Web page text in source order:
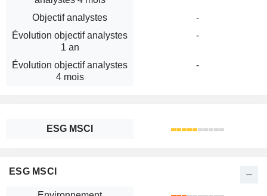
Objectif analystes
-
Évolution objectif analystes
1 an
-
Évolution objectif analystes
4 mois
-
ESG MSCI
ESG MSCI